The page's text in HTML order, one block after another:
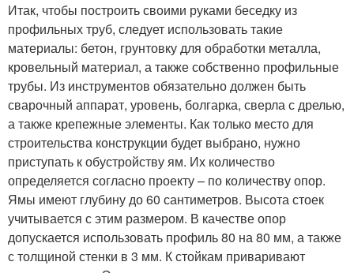
Итак, чтобы построить своими руками беседку из
профильных труб, следует использовать такие
материалы: бетон, грунтовку для обработки металла,
кровельный материал, а также собственно профильные
трубы. Из инструментов обязательно должен быть
сварочный аппарат, уровень, болгарка, сверла с дрелью,
а также крепежные элементы. Как только место для
строительства конструкции будет выбрано, нужно
приступать к обустройству ям. Их количество
определяется согласно проекту – по количеству опор.
Ямы имеют глубину до 60 сантиметров. Высота стоек
учитывается с этим размером. В качестве опор
допускается использовать профиль 80 на 80 мм, а также
с толщиной стенки в 3 мм. К стойкам приваривают